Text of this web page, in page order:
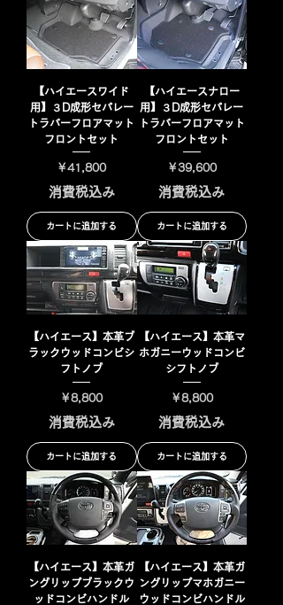
【ハイエースワイド
用】３D成形セパレー
トラバーフロアマット
フロントセット
価格
￥41,800
消費税込み
カートに追加する
【ハイエースナロー
用】３D成形セパレー
トラバーフロアマット
フロントセット
価格
￥39,600
消費税込み
カートに追加する
【ハイエース】本革ブ
ラックウッドコンビシ
フトノブ
価格
￥8,800
消費税込み
カートに追加する
【ハイエース】本革マ
ホガニーウッドコンビ
シフトノブ
価格
￥8,800
消費税込み
カートに追加する
【ハイエース】本革ガ
ングリップブラックウ
ッドコンビハンドル
【ハイエース】本革ガ
ングリップマホガニー
ウッドコンビハンドル